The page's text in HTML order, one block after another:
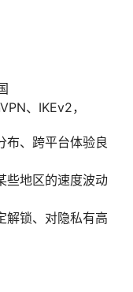
、IKEv2，
布、跨平台体验良
些地区的速度波动
解锁、对隐私有高